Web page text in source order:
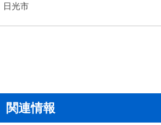
日光市
関連情報